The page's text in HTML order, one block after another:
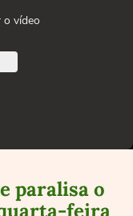
o vídeo
paralisa o
feira